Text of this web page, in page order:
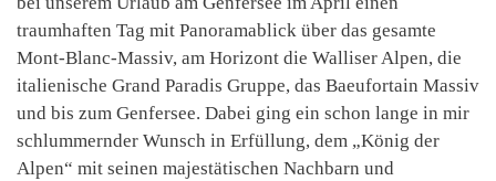
traumhaften Tag mit Panoramablick über das gesamte
Mont-Blanc-Massiv, am Horizont die Walliser Alpen, die
italienische Grand Paradis Gruppe, das Baeufortain Massiv
und bis zum Genfersee. Dabei ging ein schon lange in mir
schlummernder Wunsch in Erfüllung, dem „König der
Alpen“ mit seinen majestätischen Nachbarn und